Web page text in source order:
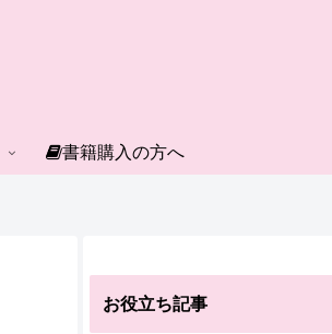
書籍購入の方へ
お役立ち記事